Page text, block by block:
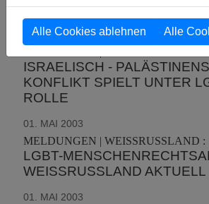
MINDERHEITEN
01. MAI 2003
ISRAELISCH -
KONFLIKT SPIELT UNTER
ROLLE
01. MAI 2003
MELDUNGEN | WEISSRUSSLAND :
LGBT-
WEISSRUSSLAND AKTUELL
01. MAI 2003
Alle Cookies ablehnen Alle